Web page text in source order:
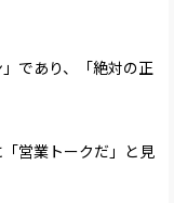
であり、「絶対の正
営業トークだ」と見